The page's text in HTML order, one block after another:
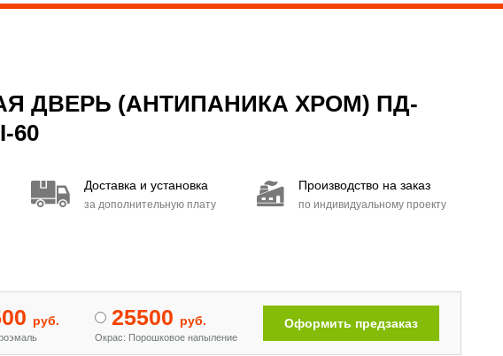
со стеклом [104] Двупольные глухие двери с МДФ [15]
Двери с иллюминатором
ДВЕРЬ (АНТИПАНИКА ХРОМ) ПД-
60
Доставка и установка
за дополнительную плату
Производство на заказ
по индивидуальному проекту
руб. 25500 руб.
Окрас: Порошковое напыление
Оформить предзаказ